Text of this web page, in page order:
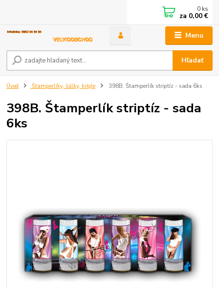
Menu
Hľadať
0 ks
za 0,00 €
Úvod Štamperlíky, šálky, krígle 398B. Štamperlík striptíz - sada 6ks
398B. Štamperlík striptíz - sada
6ks